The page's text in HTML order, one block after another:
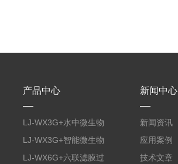
产品中心
LJ-WX3G+水中微生物
膜过滤装置
LJ-WX3G+智能微生物
限度仪
LJ-WX6G+六联滤膜过
新闻中心
新闻资讯
应用案例
技术文章